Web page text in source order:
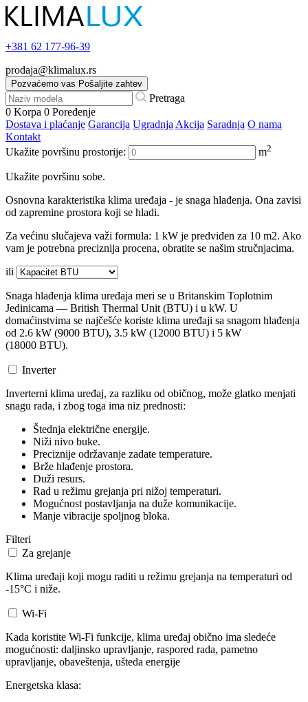
+381 62 177-96-39
prodaja@klimalux.rs
Pozvaćemo vas Pošaljite zahtev
Pretraga
0 Korpa 0 Poređenje
Dostava i plaćanje Garancija Ugradnja Akcija Saradnja O nama
Kontakt
Ukažite površinu prostorije:
m2
Ukažite površinu sobe.
Osnovna karakteristika klima uređaja - je snaga hlađenja. Ona zavisi
od zapremine prostora koji se hladi.
Za većinu slučajeva važi formula: 1 kW je predviđen za 10 m2. Ako
vam je potrebna preciznija procena, obratite se našim stručnjacima.
ili
Snaga hlađenja klima uređaja meri se u Britanskim Toplotnim
Jedinicama — British Thermal Unit (BTU) i u kW. U
domaćinstvima se najčešće koriste klima uređaji sa snagom hlađenja
od 2.6 kW (9000 BTU), 3.5 kW (12000 BTU) i 5 kW
(18000 BTU).
Inverter
Inverterni klima uređaj, za razliku od običnog, može glatko menjati
snagu rada, i zbog toga ima niz prednosti:
Štednja električne energije.
Niži nivo buke.
Preciznije održavanje zadate temperature.
Brže hlađenje prostora.
Duži resurs.
Rad u režimu grejanja pri nižoj temperaturi.
Mogućnost postavljanja na duže komunikacije.
Manje vibracije spoljnog bloka.
Filteri
Za grejanje
Klima uređaji koji mogu raditi u režimu grejanja na temperaturi od
-15°C i niže.
Wi-Fi
Kada koristite Wi-Fi funkcije, klima uređaj obično ima sledeće
mogućnosti: daljinsko upravljanje, raspored rada, pametno
upravljanje, obaveštenja, ušteda energije
Energetska klasa: